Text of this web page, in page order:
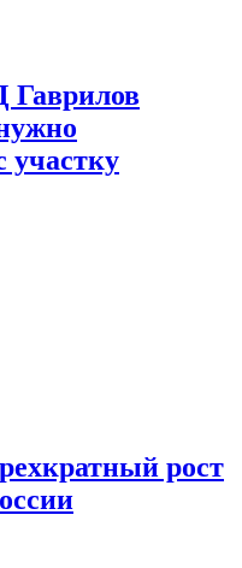
Гаврилов
участку
рост